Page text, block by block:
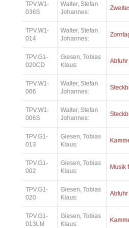
TPV.W1-
036S
Walter, Stefan
Johannes:
TPV.W1-
014
Walter, Stefan
Johannes:
TPV.G1-
020CD
Giesen, Tobias
Klaus:
Abfuhr
TPV.W1-
006
Walter, Stefan
Johannes:
TPV.W1-
006S
Walter, Stefan
Johannes:
TPV.G1-
013
Giesen, Tobias
Klaus:
TPV.G1-
002
Giesen, Tobias
Klaus:
Musik
TPV.G1-
020
Giesen, Tobias
Klaus:
Abfuhr
TPV.G1-
013LM
Giesen, Tobias
Klaus: